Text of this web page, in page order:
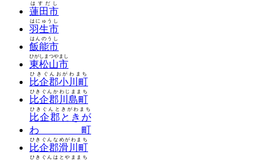
蓮田市
はすだし
羽生市
はにゅうし
飯能市
はんのうし
東松山市
ひがしまつやまし
比企郡小川町
ひきぐんおがわまち
比企郡川島町
ひきぐんかわじままち
比企郡ときが
わ町
ひきぐんときがわまち
比企郡滑川町
ひきぐんなめがわまち
ひきぐんはとやままち